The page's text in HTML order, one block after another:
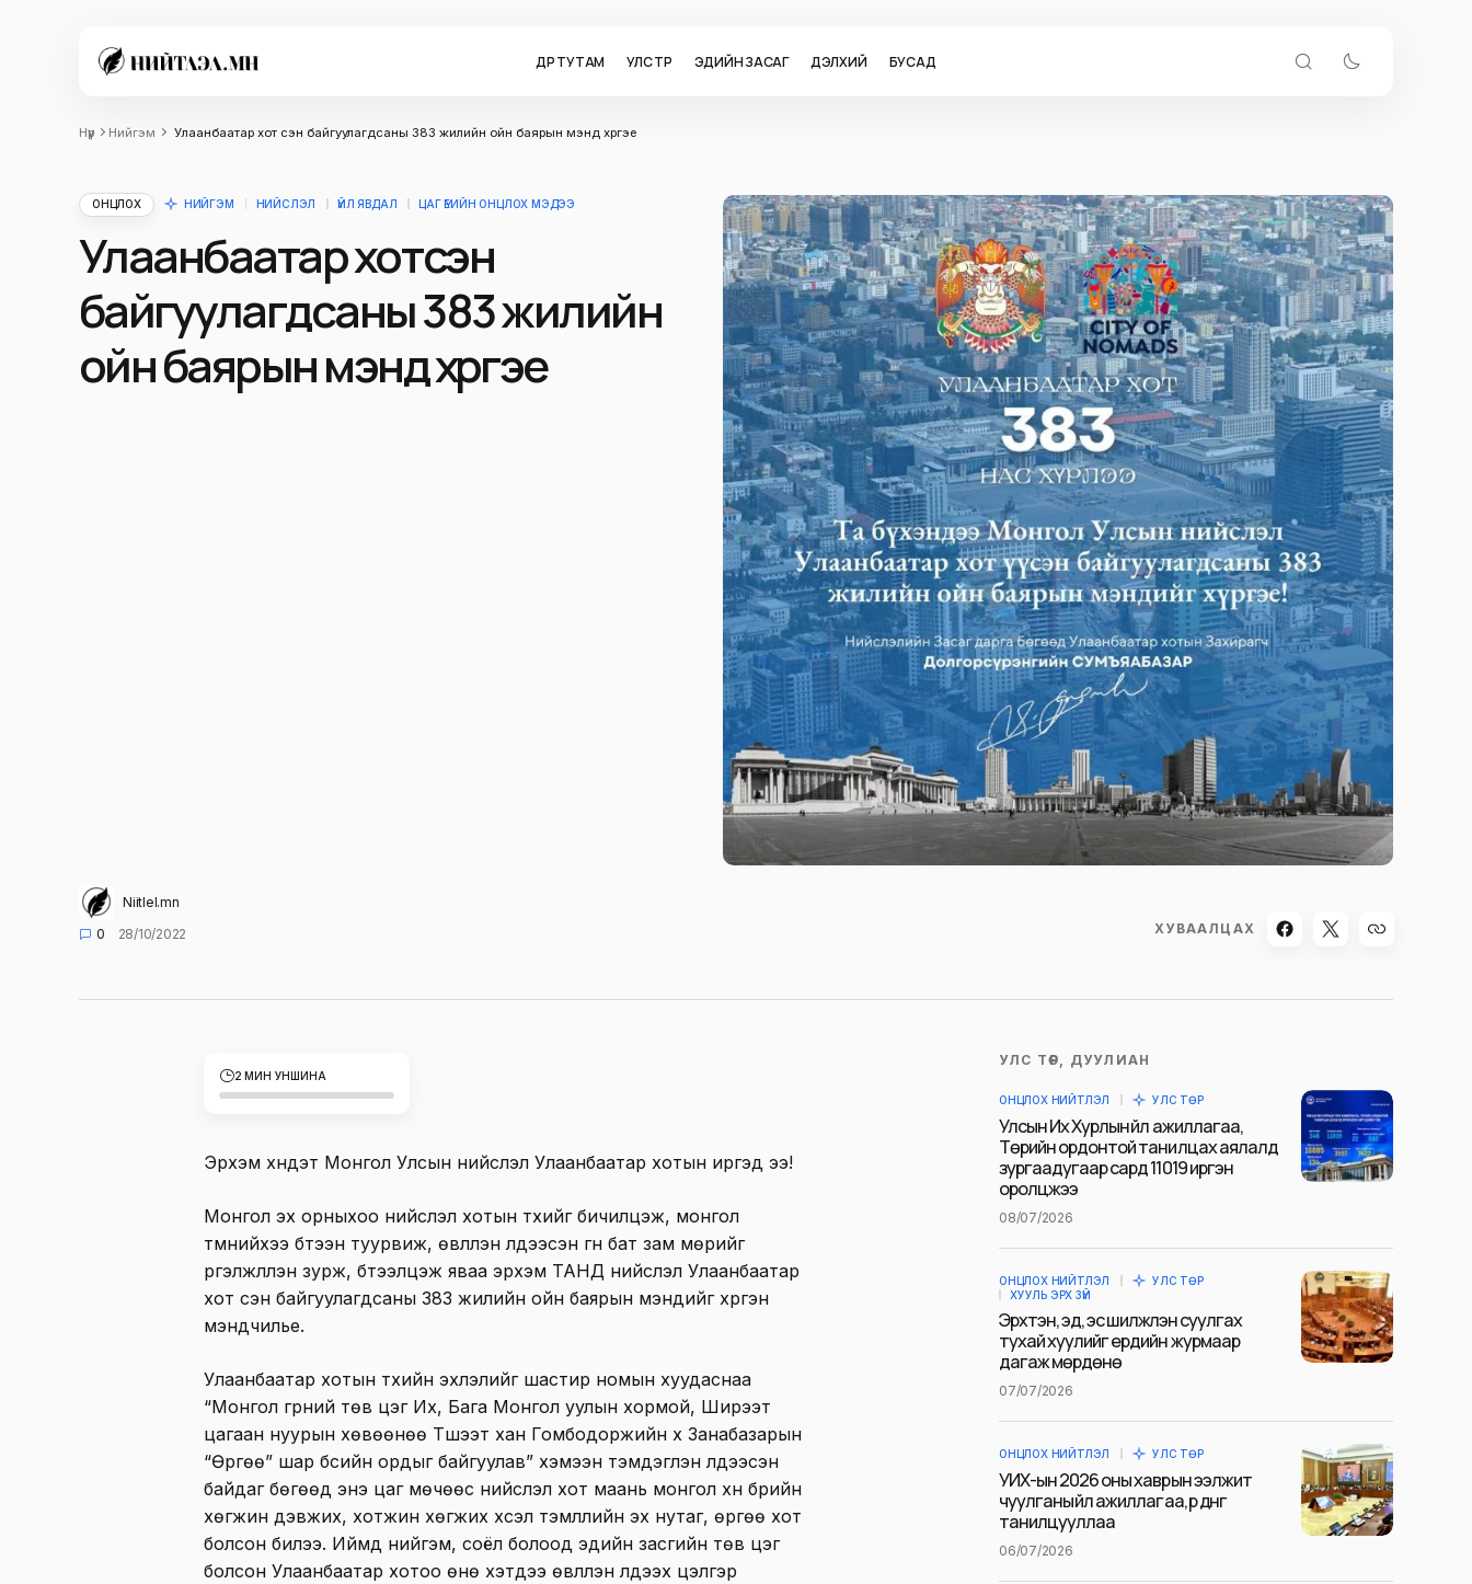
ӨДӨР ТУТАМ УЛС ТӨР ЭДИЙН ЗАСАГ ДЭЛХИЙ БУСАД
Нүүр Нийгэм Улаанбаатар хот үүсэн байгуулагдсаны 383 жилийн ойн баярын мэнд хүргэе
ОНЦЛОХ НИЙГЭМ НИЙСЛЭЛ ҮЙЛ ЯВДАЛ ЦАГ ҮЕИЙН ОНЦЛОХ МЭДЭЭ
Улаанбаатар хот үүсэн
байгуулагдсаны 383 жилийн
ойн баярын мэнд хүргэе
Niitlel.mn
0
28/10/2022 ХУВААЛЦАХ
2 МИН УНШИНА
Эрхэм хүндэт Монгол Улсын нийслэл Улаанбаатар хотын иргэд ээ!
Монгол эх орныхоо нийслэл хотын түүхийг бичилцэж, монгол
түмнийхээ бүтээн туурвиж, өвлүүлэн үлдээсэн гүн бат зам мөрийг
үргэлжлүүлэн зурж, бүтээлцэж яваа эрхэм ТАНД нийслэл Улаанбаатар
хот үүсэн байгуулагдсаны 383 жилийн ойн баярын мэндийг хүргэн
мэндчилье.
Улаанбаатар хотын түүхийн эхлэлийг шастир номын хуудаснаа
“Монгол гүрний төв цэг Их, Бага Монгол уулын хормой, Ширээт
цагаан нуурын хөвөөнөө Түшээт хан Гомбодоржийн хүү Занабазарын
“Өргөө” шар бүсийн ордыг байгуулав” хэмээн тэмдэглэн үлдээсэн
байдаг бөгөөд энэ цаг мөчөөс нийслэл хот маань монгол хүн бүрийн
хөгжин дэвжих, хотжин хөгжих хүсэл тэмүүллийн эх нутаг, өргөө хот
болсон билээ. Иймд нийгэм, соёл болоод эдийн засгийн төв цэг
болсон Улаанбаатар хотоо өнө хэтдээ өвлүүлэн үлдээх цэлгэр
УЛС ТӨР, ДУУЛИАН
ОНЦЛОХ НИЙТЛЭЛ УЛС ТӨР
Улсын Их Хурлын үйл ажиллагаа,
Төрийн ордонтой танилцах аялалд
зургаадугаар сард 11019 иргэн
оролцжээ
08/07/2026
ОНЦЛОХ НИЙТЛЭЛ
УЛС ТӨР
ХУУЛЬ ЭРХ ЗҮЙ
Эрхтэн, эд, эс шилжүүлэн суулгах
тухай хуулийг ердийн журмаар
дагаж мөрдөнө
07/07/2026
ОНЦЛОХ НИЙТЛЭЛ УЛС ТӨР
УИХ-ын 2026 оны хаврын ээлжит
чуулганы үйл ажиллагаа, үр дүнг
танилцууллаа
06/07/2026